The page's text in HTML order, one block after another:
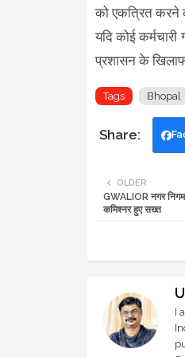
को एकत्रित करने
यदि कोई
प्रशासन के खिलाफ
Tags Bhopal
OLDER
GWALIOR नगर निगम
कमिश्नर हुए सख्त
I